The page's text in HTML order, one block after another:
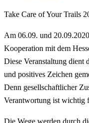
Take Care of Your Trails
Am 06.09. und
Kooperation mit dem
Diese Veranstaltung dient
und positives Zeichen
Denn gesellschaftlicher
Verantwortung ist wichtig
Die Wege werden durch